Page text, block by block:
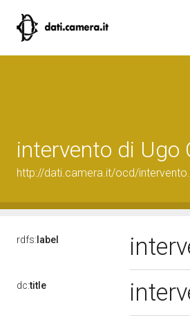
intervento di Ugo
http://dati.camera.it/ocd/
rdfs: label
dc:title